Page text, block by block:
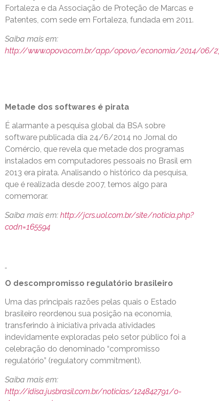
Fortaleza e da Associação de Proteção de Marcas e
Patentes, com sede em Fortaleza, fundada em 2011.
Saiba mais em:
http://www.opovo.com.br/app/opovo/economia/2014/06/
Metade dos softwares é pirata
É alarmante a pesquisa global da BSA sobre
software publicada dia 24/6/2014 no Jornal do
Comércio, que revela que metade dos programas
instalados em computadores pessoais no Brasil em
2013 era pirata. Analisando o histórico da pesquisa,
que é realizada desde 2007, temos algo para
comemorar.
Saiba mais em: http://jcrs.uol.com.br/site/noticia.php?
codn=165594
O descompromisso regulatório brasileiro
Uma das principais razões pelas quais o Estado
brasileiro reordenou sua posição na economia,
transferindo à iniciativa privada atividades
indevidamente exploradas pelo setor público foi a
celebração do denominado “compromisso
regulatório” (regulatory commitment).
Saiba mais em:
http://idisa.jusbrasil.com.br/noticias/124842791/o-